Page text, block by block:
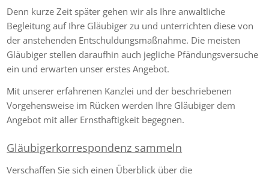
Denn kurze Zeit später gehen wir als Ihre anwaltliche
Begleitung auf Ihre Gläubiger zu und unterrichten diese von
der anstehenden Entschuldungsmaßnahme. Die meisten
Gläubiger stellen daraufhin auch jegliche Pfändungsversuche
ein und erwarten unser erstes Angebot.
Mit unserer erfahrenen Kanzlei und der beschriebenen
Vorgehensweise im Rücken werden Ihre Gläubiger dem
Angebot mit aller Ernsthaftigkeit begegnen.
Gläubigerkorrespondenz sammeln
Verschaffen Sie sich einen Überblick über die